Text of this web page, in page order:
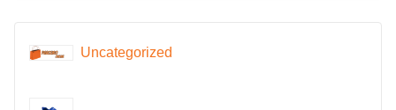
Uncategorized